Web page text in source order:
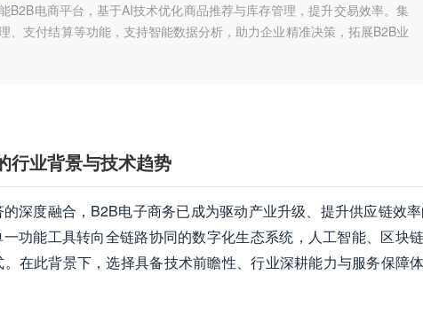
B2B电商平台，基于AI技术优化商品推荐与库存管理，提升交易效率。集
、支付结算等功能，支持智能数据分析，助力企业精准决策，拓展B2B业
行业背景与技术趋势
深度融合，B2B电子商务已成为驱动产业升级、提升供应链效
功能工具转向全链路协同的数字化生态系统，人工智能、区块
在此背景下，选择具备技术前瞻性、行业深耕能力与服务保障